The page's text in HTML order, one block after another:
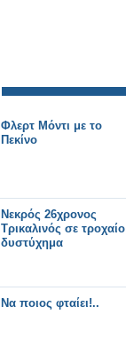
Φλερτ Μόντι με το
Πεκίνο
Νεκρός 26χρονος
Τρικαλινός σε τροχαίο
δυστύχημα
Nα ποιος φταίει!..